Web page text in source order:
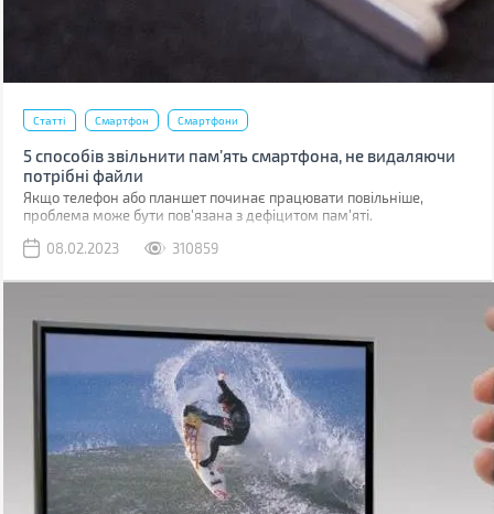
Статті Смартфон Смартфони
5 способів звільнити пам’ять смартфона, не видаляючи
потрібні файли
Якщо телефон або планшет починає працювати повільніше,
проблема може бути пов'язана з дефіцитом пам'яті.
08.02.2023
310859